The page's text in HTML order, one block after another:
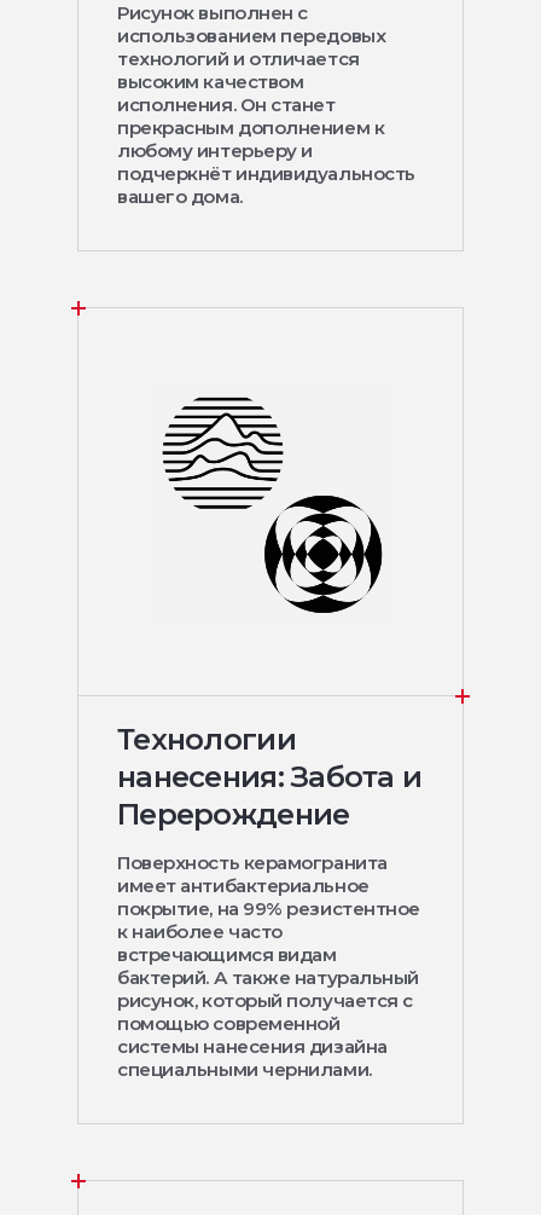
Рисунок выполнен с
использованием передовых
технологий и отличается
высоким качеством
исполнения. Он станет
прекрасным дополнением к
любому интерьеру и
подчеркнёт индивидуальность
вашего дома.
Технологии
нанесения: Забота и
Перерождение
Поверхность керамогранита
имеет антибактериальное
покрытие, на 99% резистентное
к наиболее часто
встречающимся видам
бактерий. А также натуральный
рисунок, который получается с
помощью современной
системы нанесения дизайна
специальными чернилами.